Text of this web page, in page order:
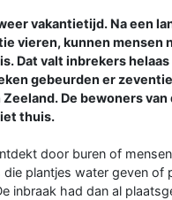
vakantietijd. Na een
vieren, kunnen mensen
Dat valt inbrekers helaas
gebeurden er
De bewoners
thuis.
door buren of
plantjes water geven of
inbraak had dan al